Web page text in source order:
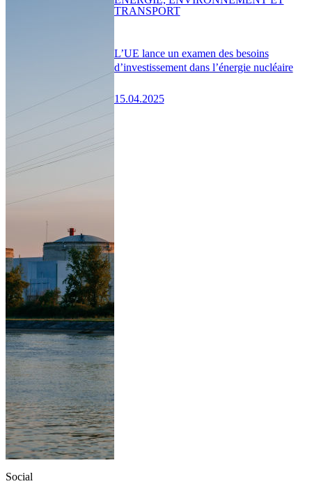
L’UE lance un examen des besoins
d’investissement dans l’énergie nucléaire
15.04.2025
TRANSPORT
Social